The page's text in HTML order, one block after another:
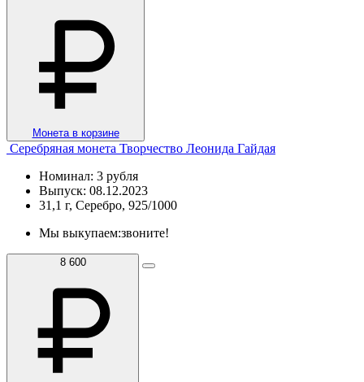
Монета в корзине
Серебряная монета Творчество Леонида Гайдая
Номинал: 3 рубля
Выпуск: 08.12.2023
31,1 г, Серебро, 925/1000
Мы выкупаем:звоните!
8 600